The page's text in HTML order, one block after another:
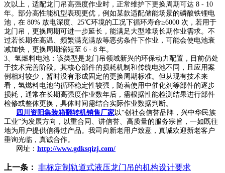
次以上，适配龙门吊高强度作业时，正常维护下更换周期可达 8 - 10
年。部分高性能机型表现更优，例如某款适配储能场景的磷酸铁锂电
池，在 80% 放电深度、25℃环境的工况下循环寿命≥6000 次，若用于
龙门吊，更换周期可进一步延长，能满足大型堆场长期作业需求。不
过若长期在高温、频繁满充满放等恶劣条件下作业，可能会使电池衰
减加快，更换周期缩短至 6 - 8 年。
3、氢燃料电池：该类型是龙门吊领域新兴的环保动力配置，目前仍处
于技术完善阶段。其核心部件的损耗机制和传统电池不同，且应用案
例相对较少，暂时没有形成固定的更换周期标准。但从现有技术来
看，氢燃料电池的循环稳定性较强，随着使用中催化剂等部件的逐步
损耗，通常在长期高强度作业数年后，需根据性能检测结果进行部件
检修或整体更换，具体时间需结合实际作业数据判断。
四川资阳集装箱翻转机销售厂家以“创社会信誉品牌，兴中华民族
工业”为发展方向，以重合同、讲信誉、高质量的服务宗旨，一如既往
地为用户提供信得过产品。我司向新老用户致意，真诚欢迎新老客户
垂询光临，真诚合作。
网址： http://www.gdksqizj.com/
上一条： 非标定制轨道式液压龙门吊的机构设计要求